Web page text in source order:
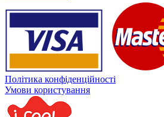
Політика конфіденційності
Умови користування